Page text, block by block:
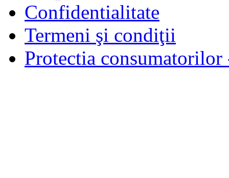
Confidentialitate
Termeni şi condiţii
Protectia